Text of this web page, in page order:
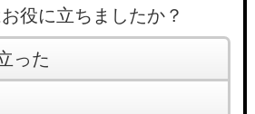
役に立ちましたか？
った